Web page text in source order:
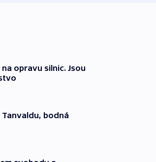
opravu silnic. Jsou
bodná